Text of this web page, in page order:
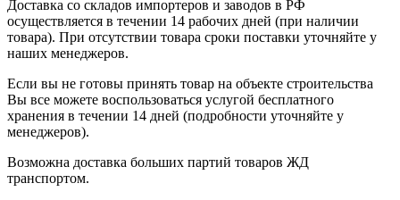
Доставка со складов импортеров и заводов в РФ
осуществляется в течении 14 рабочих дней (при наличии
товара). При отсутствии товара сроки поставки уточняйте у
наших менеджеров.
Если вы не готовы принять товар на объекте строительства
Вы все можете воспользоваться услугой бесплатного
хранения в течении 14 дней (подробности уточняйте у
менеджеров).
Возможна доставка больших партий товаров ЖД
транспортом.